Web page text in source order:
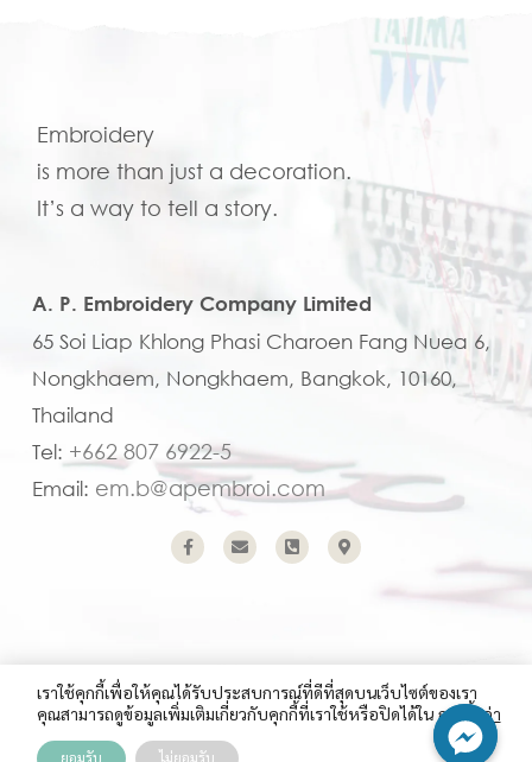
Embroidery
is more than just a decoration.
It’s a way to tell a story.
A. P. Embroidery Company Limited
65 Soi Liap Khlong Phasi Charoen Fang Nuea 6,
Nongkhaem, Nongkhaem, Bangkok, 10160,
Thailand
Tel: +662 807 6922-5
Email: em.b@apembroi.com
Copyright (C) 2023 A.P. Embroidery Company Limited
เราใช้คุกกี้เพื่อให้คุณได้รับประสบการณ์ที่ดีที่สุดบนเว็บไซต์ของเรา
คุณสามารถดูข้อมูลเพิ่มเติมเกี่ยวกับคุกกี้ที่เราใช้หรือปิดได้ในการตั้งค่า
ยอมรับ ไม่ยอมรับ